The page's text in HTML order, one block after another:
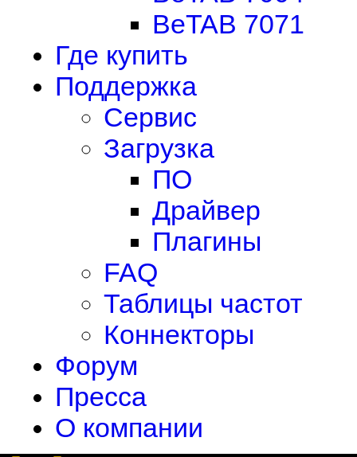
BeTAB 7071
Где купить
Поддержка
Сервис
Загрузка
ПО
Драйвер
Плагины
FAQ
Таблицы частот
Коннекторы
Форум
Пресса
О компании